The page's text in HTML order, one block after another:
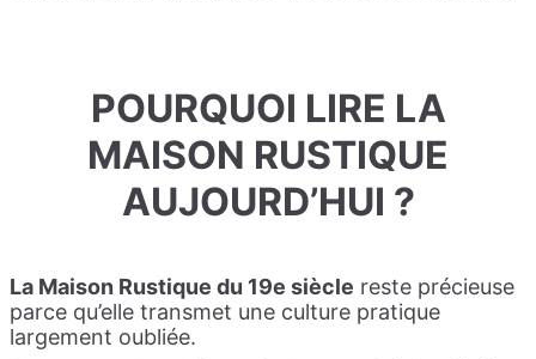
POURQUOI LIRE LA
MAISON RUSTIQUE
AUJOURD’HUI ?
La Maison Rustique du 19e siècle reste précieuse
parce qu’elle transmet une culture pratique
largement oubliée.